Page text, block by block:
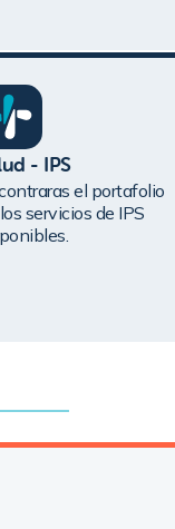
- IPS
el portafolio
servicios de IPS